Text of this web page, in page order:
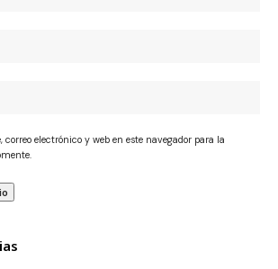
electrónico y web en este navegador para la